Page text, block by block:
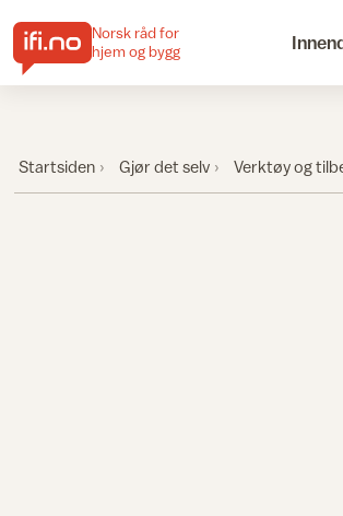
Norsk råd for
hjem og bygg
Startsiden Gjør det selv Verktøy og